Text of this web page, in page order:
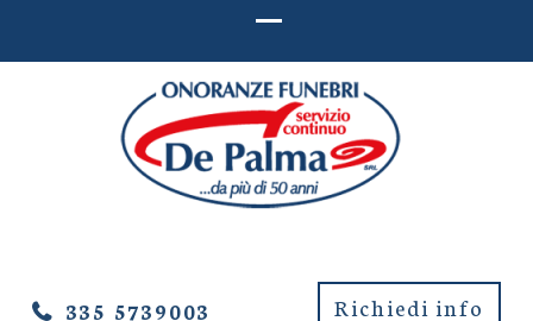
PALMA – LUCERA (FOGGIA)
Richiedi info
335 5739003